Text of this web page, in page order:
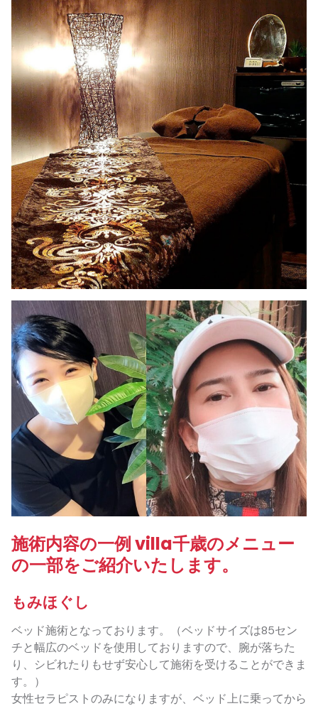
施術内容の一例 villa千歳のメニュー
の一部をご紹介いたします。
もみほぐし
ベッド施術となっております。（ベッドサイズは85セン
チと幅広のベッドを使用しておりますので、腕が落ちた
り、シビれたりもせず安心して施術を受けることができま
す。）
女性セラピストのみになりますが、ベッド上に乗ってから